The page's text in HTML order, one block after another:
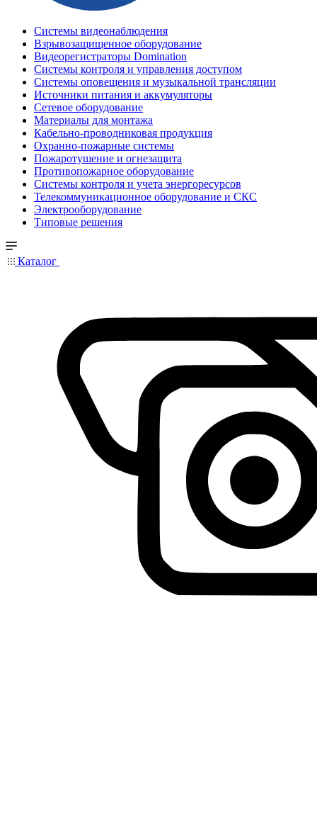
Системы видеонаблюдения
Взрывозащищенное оборудование
Видеорегистраторы Domination
Системы контроля и управления доступом
Системы оповещения и музыкальной трансляции
Источники питания и аккумуляторы
Сетевое оборудование
Материалы для монтажа
Кабельно-проводниковая продукция
Охранно-пожарные системы
Пожаротушение и огнезащита
Противопожарное оборудование
Системы контроля и учета энергоресурсов
Телекоммуникационное оборудование и СКС
Электрооборудование
Типовые решения
Каталог